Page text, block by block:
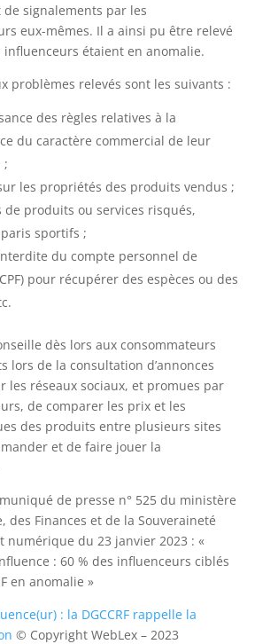
de signalements par les
eux-mêmes. Il a ainsi pu être relevé
influenceurs étaient en anomalie.
problèmes relevés sont les suivants :
des règles relatives à la
du caractère commercial de leur
;
les propriétés des produits vendus ;
de produits ou services risqués,
sportifs ;
du compte personnel de
pour récupérer des espèces ou des
dès lors aux consommateurs
lors de la consultation d’annonces
les réseaux sociaux, et promues par
de comparer les prix et les
des produits entre plusieurs sites
et de faire jouer la
de presse n° 525 du ministère
des Finances et de la Souveraineté
numérique du 23 janvier 2023 : «
: 60 % des influenceurs ciblés
en anomalie »
: la DGCCRF rappelle la
© Copyright WebLex – 2023